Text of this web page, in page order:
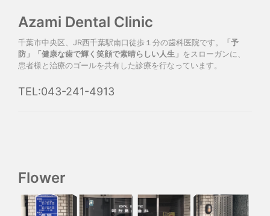
Azami Dental Clinic
千葉市中央区、JR西千葉駅南口徒歩１分の歯科医院です。
「予
防」「健康な歯で輝く笑顔で素晴らしい人生」 をスローガンに、
患者様と治療のゴールを共有した診療を行なっています。
TEL:043-241-4913
Flower